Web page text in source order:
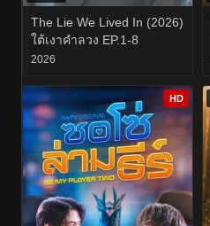
The Lie We Lived In (2026)
ใต้เงาคำลวง EP.1-8
2026
HD